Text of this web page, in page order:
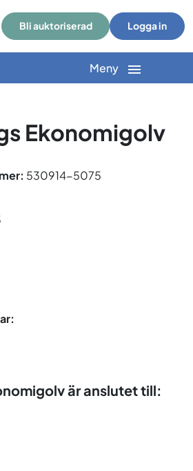
Bli auktoriserad Logga in
Meny
Ekonomigolv
530914-5075
är anslutet till: